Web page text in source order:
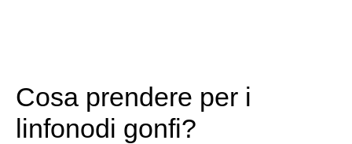
Cosa prendere per i
linfonodi gonfi?